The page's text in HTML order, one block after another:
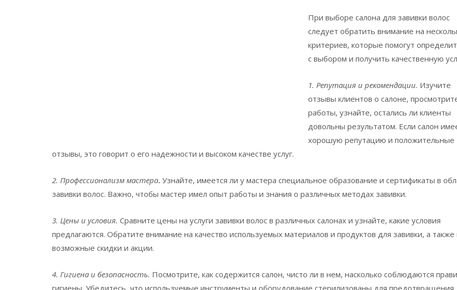
При выборе салона для завивки волос
следует обратить внимание на
критериев, которые помогут
с выбором и получить качественную
1. Репутация и рекомендации. Изучите
отзывы клиентов о салоне,
работы, узнайте, остались ли клиенты
довольны результатом. Если салон
хорошую репутацию и положительные
отзывы, это говорит о его надежности и высоком качестве услуг.
2. Профессионализм мастера. Узнайте, имеется ли у мастера специальное образование и сертификаты в
завивки волос. Важно, чтобы мастер имел опыт работы и знания о различных методах завивки.
3. Цены и условия. Сравните цены на услуги завивки волос в различных салонах и узнайте, какие условия
предлагаются. Обратите внимание на качество используемых материалов и продуктов для завивки, а также
возможные скидки и акции.
4. Гигиена и безопасность. Посмотрите, как содержится салон, чисто ли в нем, насколько соблюдаются
гигиены. Убедитесь, что используемые инструменты и оборудование стерилизованы для предотвращения